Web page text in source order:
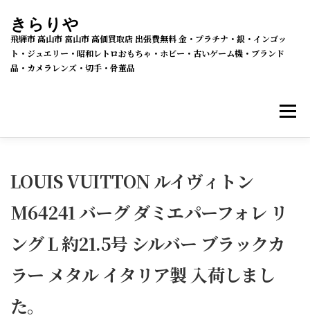
ン
ス
ッ
きらりや
飛騨市 高山市 富山市 高価買取店 出張費無料 金・プラチナ・銀・インゴッ
ト・ジュエリー・昭和レトロおもちゃ・ホビー・古いゲーム機・ブランド
品・カメラレンズ・切手・骨董品
メニ
メルカリSHOPS 公式ラクマ店 ヤフー2号店
買取の流れ 会社概要
LOUIS VUITTON ルイヴィトン
M64241 バーグ ダミエパーフォレ リ
ング L 約21.5号 シルバー ブラックカ
ラー メタル イタリア製 入荷しまし
た。